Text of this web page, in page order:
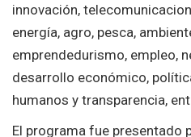
innovación,
energía, agro, pesca,
emprendedurismo, empleo,
desarrollo económico,
humanos y transparencia,
El programa fue presentado